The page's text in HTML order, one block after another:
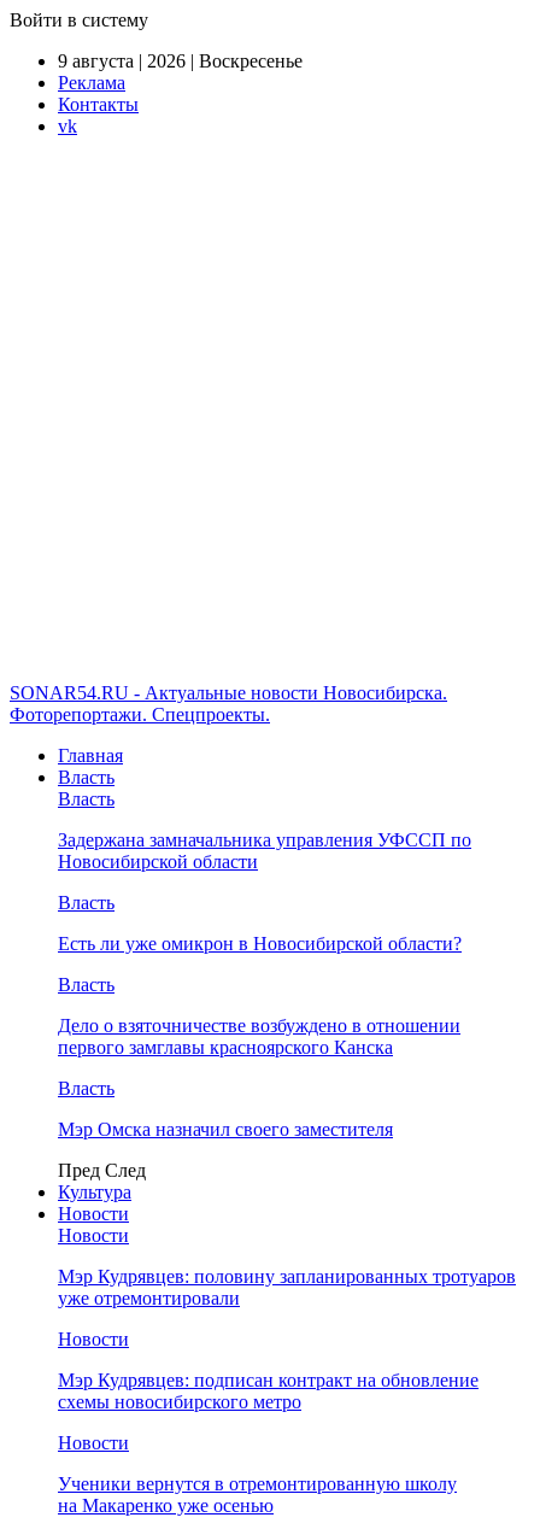
Войти в систему
9 августа | 2026 | Воскресенье
Реклама
Контакты
vk
SONAR54.RU - Актуальные новости Новосибирска.
Фоторепортажи. Спецпроекты.
Главная
Власть
Власть
Задержана замначальника управления УФССП по
Новосибирской области
Власть
Есть ли уже омикрон в Новосибирской области?
Власть
Дело о взяточничестве возбуждено в отношении
первого замглавы красноярского Канска
Власть
Мэр Омска назначил своего заместителя
Пред След
Культура
Новости
Новости
Мэр Кудрявцев: половину запланированных тротуаров
уже отремонтировали
Новости
Мэр Кудрявцев: подписан контракт на обновление
схемы новосибирского метро
Новости
Ученики вернутся в отремонтированную школу
на Макаренко уже осенью